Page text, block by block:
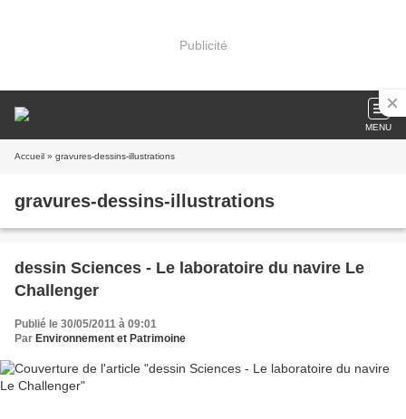
Publicité
MENU
Accueil » gravures-dessins-illustrations
gravures-dessins-illustrations
dessin Sciences - Le laboratoire du navire Le
Challenger
Publié le 30/05/2011 à 09:01
Par Environnement et Patrimoine